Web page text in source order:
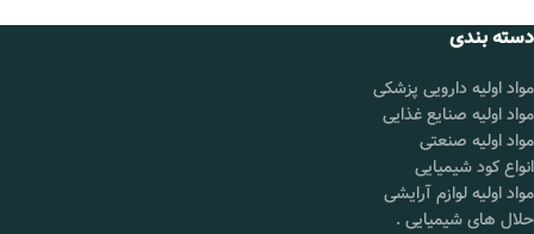
دسته بندی
مواد اولیه دارویی پزشکی
مواد اولیه صنایع غذایی
مواد اولیه صنعتی
انواع کود شیمیایی
مواد اولیه لوازم آرایشی
حلال های شیمیایی .